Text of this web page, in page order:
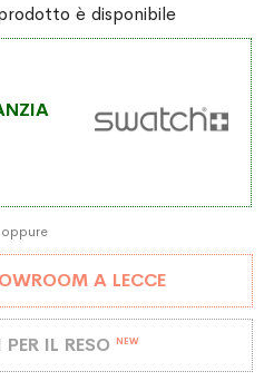
è disponibile
oppure
A LECCE
IL RESO NEW